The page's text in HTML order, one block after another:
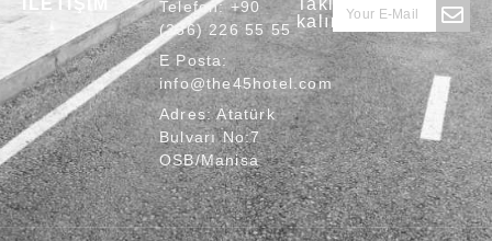
İLETİŞİM Telefon:+90
(236) 226 55 55
E Posta:
info@the45hotel.com
Adres:Atatürk
Bulvarı No:7
OSB/Manisa
Takipte
kalın